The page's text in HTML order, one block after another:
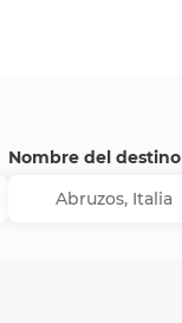
Nombre del destino